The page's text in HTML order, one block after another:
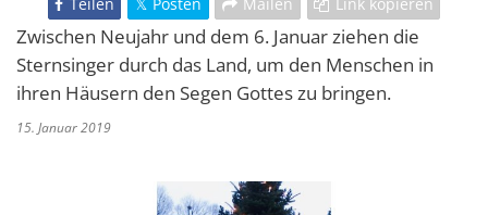
Zwischen Neujahr und dem 6. Januar ziehen die
Sternsinger durch das Land, um den Menschen in
ihren Häusern den Segen Gottes zu bringen.
15. Januar 2019